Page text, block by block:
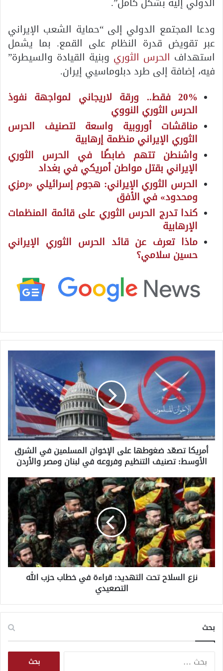
ودعا المجتمع الدولي إلى “حماية الشعب الإيراني
عبر تقويض قدرة النظام على القمع. بما يشمل
استهداف الحرس الثوري وبنية القيادة والسيطرة”
فيه، إضافة إلى طرد دبلوماسيي إيران.
20% فقط.. ورقة لاريجاني لمواجهة نفوذ
الحرس الثوري النووي
مناقشات أوروبية واسعة لتصنيف الحرس
الثوري الإيراني منظمة إرهابية
واشنطن تتهم ضابطًا في الحرس الثوري
الإيراني بقتل مواطن أمريكي في بغداد
الحرس الثوري الإيراني: هجوم إسرائيلي «رمزي
ومحدود» في الأفق
كندا تدرج الحرس الثوري على قائمة المنظمات
الإرهابية
ماذا تعرف عن قائد الحرس الثوري الإيراني
حسين سلامي؟
ك
ص
عّ
و
ط
ه
ا
ى
ا
ل
ا
ا
ل
م
أمريكا تصعّد ضغوطها على الإخوان المسلمين في الشرق
الأوسط: تصنيف التنظيم وفروعه في لبنان ومصر والأردن
ن
ز
ع
ا
ل
ا
ح
ا
ت
ه
د
نزع السلاح تحت التهديد: قراءة في خطاب حزب الله
التصعيدي
بحث